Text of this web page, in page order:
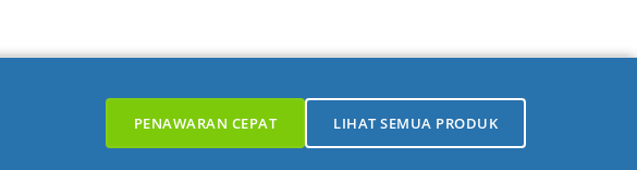
PENAWARAN CEPAT LIHAT SEMUA PRODUK